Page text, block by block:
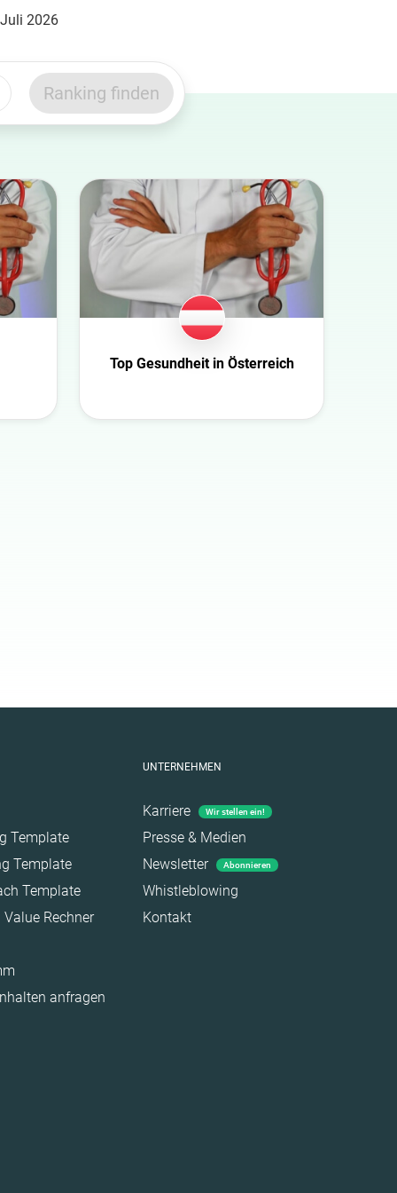
2026
Ranking finden
Top Gesundheit in Österreich
Template
Template
Template
Rechner
anfragen
UNTERNEHMEN
Karriere Wir stellen ein!
Presse & Medien
Newsletter
Abonnieren
Whistleblowing
Kontakt